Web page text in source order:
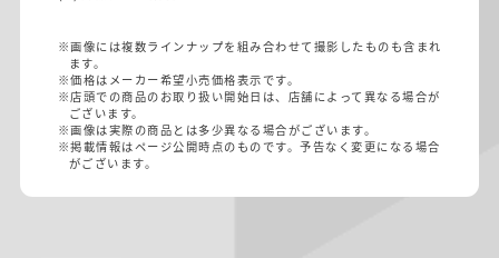
※画像には複数ラインナップを組み合わせて撮影したものも含まれ
ます。
※価格はメーカー希望小売価格表示です。
※店頭での商品のお取り扱い開始日は、店舗によって異なる場合が
ございます。
※画像は実際の商品とは多少異なる場合がございます。
※掲載情報はページ公開時点のものです。予告なく変更になる場合
がございます。